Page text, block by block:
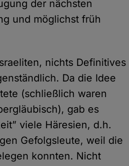
der nächsten
und möglichst früh
nichts Definitives
Da die Idee
(schließlich waren
gab es
viele Häresien, d.h.
Gefolgsleute, weil die
konnten. Nicht